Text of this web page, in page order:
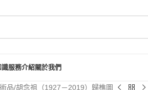
識服務介紹關於我們
品 胡念祖（1927－2019）歸樵圖